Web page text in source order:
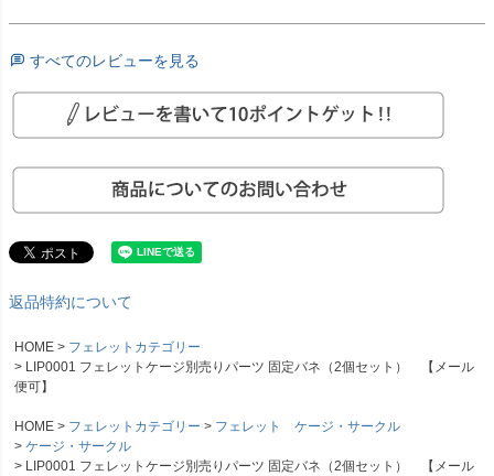
すべてのレビューを見る
返品特約について
HOME
フェレットカテゴリー
LIP0001 フェレットケージ別売りパーツ 固定バネ（2個セット） 【メール
便可】
HOME フェレットカテゴリー
フェレット ケージ・サークル
ケージ・サークル
LIP0001 フェレットケージ別売りパーツ 固定バネ（2個セット） 【メール